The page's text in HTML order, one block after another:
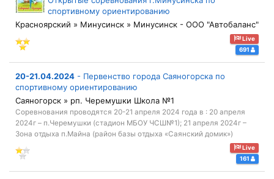
спортивному ориентированию
Красноярский » Минусинск » Минусинск - ООО "Автобаланс"
Live
691
20-21.04.2024 - Первенство города Саяногорска по
спортивному ориентированию
Саяногорск » рп. Черемушки Школа №1
Соревнования проводятся 20-21 апреля 2024 года в : 20 апреля
2024г – п.Черемушки (стадион МБОУ ЧСШ№1); 21 апреля 2024г –
Зона отдыха п.Майна (район базы отдыха «Саянский домик»)
Live
161